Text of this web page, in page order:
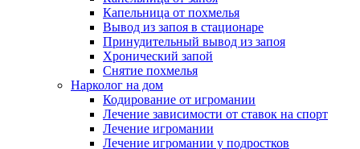
Капельница от похмелья
Вывод из запоя в стационаре
Принудительный вывод из запоя
Хронический запой
Снятие похмелья
Нарколог на дом
Кодирование от игромании
Лечение зависимости от ставок на спорт
Лечение игромании
Лечение игромании у подростков